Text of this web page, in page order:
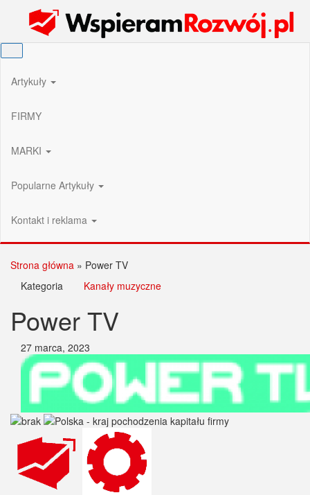
Wspieram Rozwój PL
Artykuły
FIRMY
MARKI
Popularne Artykuły
Kontakt i reklama
Strona główna » Power TV
Kategoria
Kanały muzyczne
Power TV
27 marca, 2023